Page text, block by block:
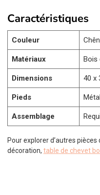
Caractéristiques
Couleur
Matériaux Bois
Dimensions 40 x
Pieds Métal
Assemblage
Pour explorer d’autres
décoration, table de chevet